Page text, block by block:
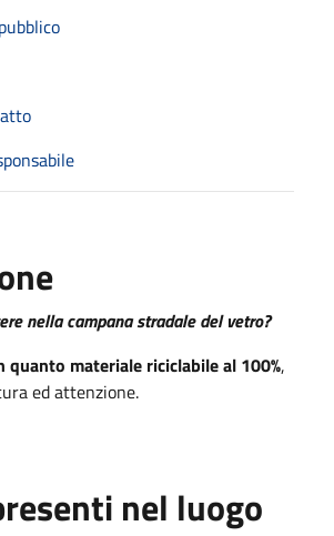
nella campana stradale del vetro?
quanto materiale riciclabile al 100%,
ed attenzione.
nel luogo